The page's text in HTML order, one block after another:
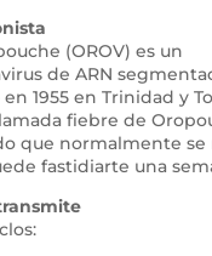
(OROV) es un
de ARN
1955 en Trinidad y
fiebre de
que normalmente se
fastidiarte una